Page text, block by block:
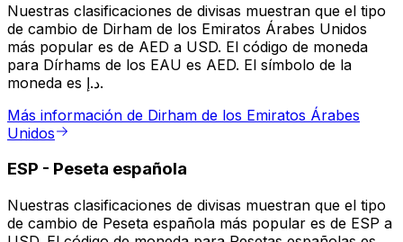
Nuestras clasificaciones de divisas muestran que el tipo
de cambio de Dirham de los Emiratos Árabes Unidos
más popular es de AED a USD. El código de moneda
para Dírhams de los EAU es AED. El símbolo de la
moneda es د.إ.
Más información de Dirham de los Emiratos Árabes
Unidos
ESP - Peseta española
Nuestras clasificaciones de divisas muestran que el tipo
de cambio de Peseta española más popular es de ESP a